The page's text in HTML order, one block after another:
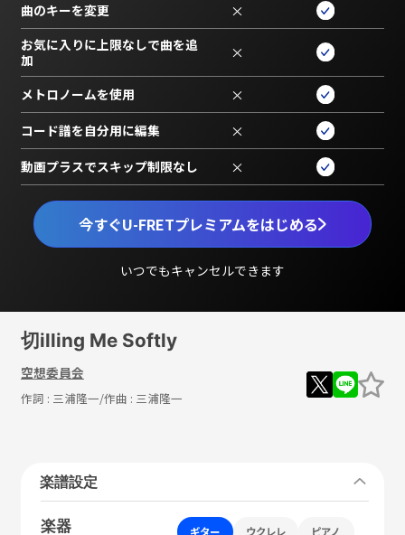
今すぐU-FRETプレミアムをはじめる
いつでもキャンセルできます
曲のキーを変更 ×
お気に入りに上限なしで曲を追
加
×
メトロノームを使用 ×
コード譜を自分用に編集 ×
動画プラスでスキップ制限なし ×
切illing Me Softly
空想委員会
作詞 : 三浦隆一/作曲 : 三浦隆一
楽譜設定
楽器 ギター ウクレレ ピアノ